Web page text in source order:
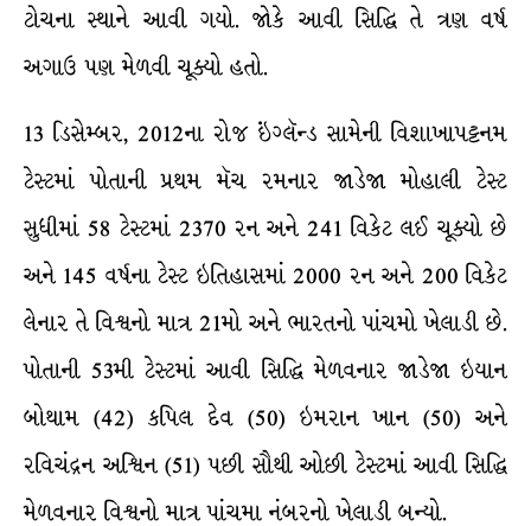
ટોચના સ્થાને આવી ગયો. જોકે આવી સિદ્ધિ તે ત્રણ વર્ષ
અગાઉ પણ મેળવી ચૂક્યો હતો.
13 ડિસેમ્બર, 2012ના રોજ ઇંગ્લૅન્ડ સામેની વિશાખાપટ્ટનમ
ટેસ્ટમાં પોતાની પ્રથમ મૅચ રમનાર જાડેજા મોહાલી ટેસ્ટ
સુધીમાં 58 ટેસ્ટમાં 2370 રન અને 241 વિકેટ લઈ ચૂક્યો છે
અને 145 વર્ષના ટેસ્ટ ઇતિહાસમાં 2000 રન અને 200 વિકેટ
લેનાર તે વિશ્વનો માત્ર 21મો અને ભારતનો પાંચમો ખેલાડી છે.
પોતાની 53મી ટેસ્ટમાં આવી સિદ્ધિ મેળવનાર જાડેજા ઇયાન
બોથામ (42) કપિલ દેવ (50) ઇમરાન ખાન (50) અને
રવિચંદ્રન અશ્વિન (51) પછી સૌથી ઓછી ટેસ્ટમાં આવી સિદ્ધિ
મેળવનાર વિશ્વનો માત્ર પાંચમા નંબરનો ખેલાડી બન્યો.